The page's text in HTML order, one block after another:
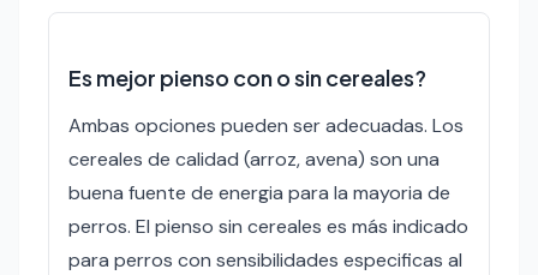
Es mejor pienso con o sin cereales?
Ambas opciones pueden ser adecuadas. Los
cereales de calidad (arroz, avena) son una
buena fuente de energia para la mayoria de
perros. El pienso sin cereales es más indicado
para perros con sensibilidades especificas al